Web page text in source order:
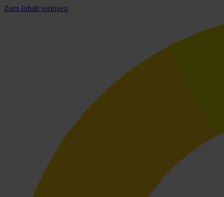
Zum Inhalt springen